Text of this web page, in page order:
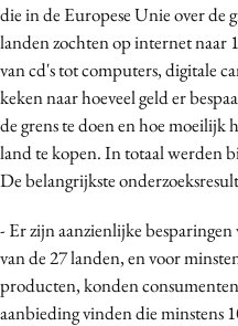
Design
Digital transformation
Diversiteit
Effectiviteit
Gedragsverandering
Influencer marketing
Martech
Media
Merkstrategie
die in de Europese Unie over de
landen zochten op internet naar
van cd's tot computers, digitale
keken naar hoeveel geld er
de grens te doen en hoe moeilijk
land te kopen. In totaal werden
De belangrijkste
- Er zijn aanzienlijke
van de 27 landen, en voor
producten, konden
aanbieding vinden die minstens